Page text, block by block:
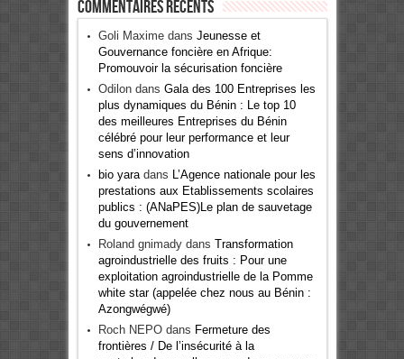
Commentaires récents
Goli Maximedans Jeunesse et
Gouvernance foncière en Afrique:
Promouvoir la sécurisation foncière
Odilondans Gala des 100 Entreprises les
plus dynamiques du Bénin : Le top 10
des meilleures Entreprises du Bénin
célébré pour leur performance et leur
sens d’innovation
bio yaradans
L’Agence nationale pour les
prestations aux Etablissements scolaires
publics : (ANaPES)Le plan de sauvetage
du gouvernement
Roland gnimadydans Transformation
agroindustrielle des fruits : Pour une
exploitation agroindustrielle de la Pomme
white star (appelée chez nous au Bénin :
Azongwégwé)
Roch NEPOdans Fermeture des
frontières / De l’insécurité à la